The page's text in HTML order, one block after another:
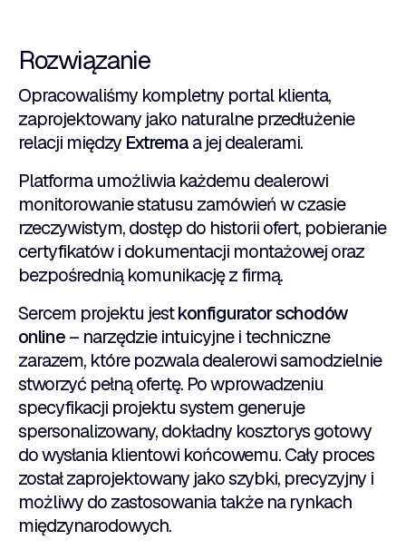
Rozwiązanie
Opracowaliśmy kompletny portal klienta,
zaprojektowany jako naturalne przedłużenie
relacji między Extremaa jej dealerami.
Platforma umożliwia każdemu dealerowi
monitorowanie statusu zamówień w czasie
rzeczywistym, dostęp do historii ofert, pobieranie
certyfikatów i dokumentacji montażowej oraz
bezpośrednią komunikację z firmą.
Sercem projektu jestkonfigurator schodów
online– narzędzie intuicyjne i techniczne
zarazem, które pozwala dealerowi samodzielnie
stworzyć pełną ofertę. Po wprowadzeniu
specyfikacji projektu system generuje
spersonalizowany, dokładny kosztorys gotowy
do wysłania klientowi końcowemu. Cały proces
został zaprojektowany jako szybki, precyzyjny i
możliwy do zastosowania także na rynkach
międzynarodowych.